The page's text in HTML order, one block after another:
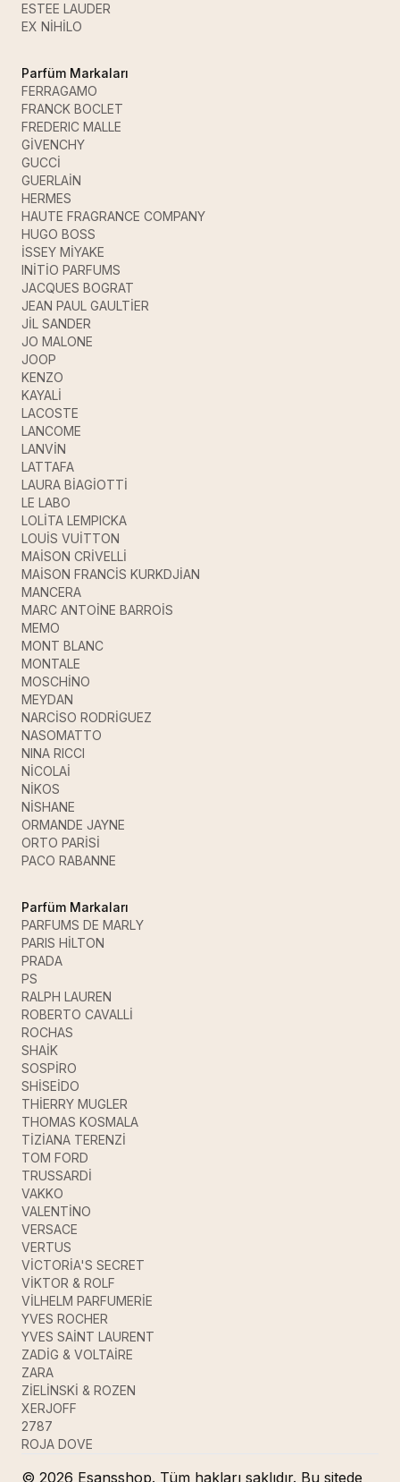
ESTEE LAUDER
EX NİHİLO
Parfüm Markaları
FERRAGAMO
FRANCK BOCLET
FREDERIC MALLE
GİVENCHY
GUCCİ
GUERLAİN
HERMES
HAUTE FRAGRANCE COMPANY
HUGO BOSS
İSSEY MİYAKE
INİTİO PARFUMS
JACQUES BOGRAT
JEAN PAUL GAULTİER
JİL SANDER
JO MALONE
JOOP
KENZO
KAYALİ
LACOSTE
LANCOME
LANVİN
LATTAFA
LAURA BİAGİOTTİ
LE LABO
LOLİTA LEMPICKA
LOUİS VUİTTON
MAİSON CRİVELLİ
MAİSON FRANCİS KURKDJİAN
MANCERA
MARC ANTOİNE BARROİS
MEMO
MONT BLANC
MONTALE
MOSCHİNO
MEYDAN
NARCİSO RODRİGUEZ
NASOMATTO
NINA RICCI
NİCOLAİ
NİKOS
NİSHANE
ORMANDE JAYNE
ORTO PARİSİ
PACO RABANNE
Parfüm Markaları
PARFUMS DE MARLY
PARIS HİLTON
PRADA
PS
RALPH LAUREN
ROBERTO CAVALLİ
ROCHAS
SHAİK
SOSPİRO
SHİSEİDO
THİERRY MUGLER
THOMAS KOSMALA
TİZİANA TERENZİ
TOM FORD
TRUSSARDİ
VAKKO
VALENTİNO
VERSACE
VERTUS
VİCTORİA'S SECRET
VİKTOR & ROLF
VİLHELM PARFUMERİE
YVES ROCHER
YVES SAİNT LAURENT
ZADİG & VOLTAİRE
ZARA
ZİELİNSKİ & ROZEN
XERJOFF
2787
ROJA DOVE
© 2026 Esansshop. Tüm hakları saklıdır. Bu sitede